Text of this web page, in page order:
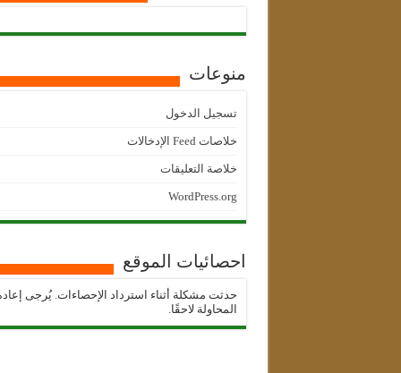
منوعات
تسجيل الدخول
خلاصات Feed الإدخالات
خلاصة التعليقات
WordPress.org
احصائيات الموقع
حدثت مشكلة أثناء استرداد الإحصاءات. يُرجى
المحاولة لاحقًا.